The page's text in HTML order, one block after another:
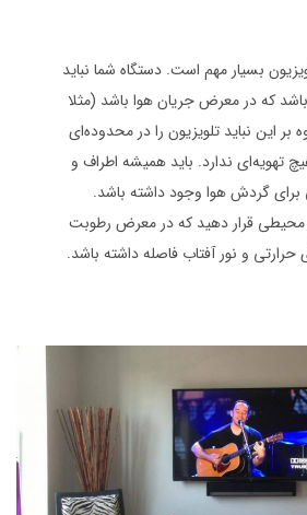
بسیار مهم است. دستگاه شما نباید
که در معرض جریان هوا باشد (مثلا
بر این نباید تلویزیون را در محدوده‌ای
تهویه‌ای ندارد. باید همیشه اطراف و
گردش هوا وجود داشته باشد.
محیطی قرار دهید که در معرض رطوبت
حرارتی و نور آفتاب فاصله داشته باشد.